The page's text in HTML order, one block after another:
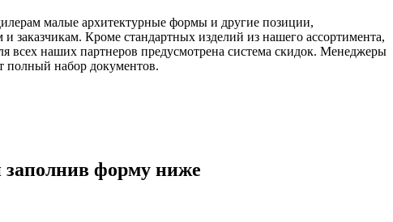
малые архитектурные формы и другие позиции,
заказчикам. Кроме стандартных изделий из нашего ассортимента,
наших партнеров предусмотрена система скидок. Менеджеры
полный набор документов.
заполнив форму ниже